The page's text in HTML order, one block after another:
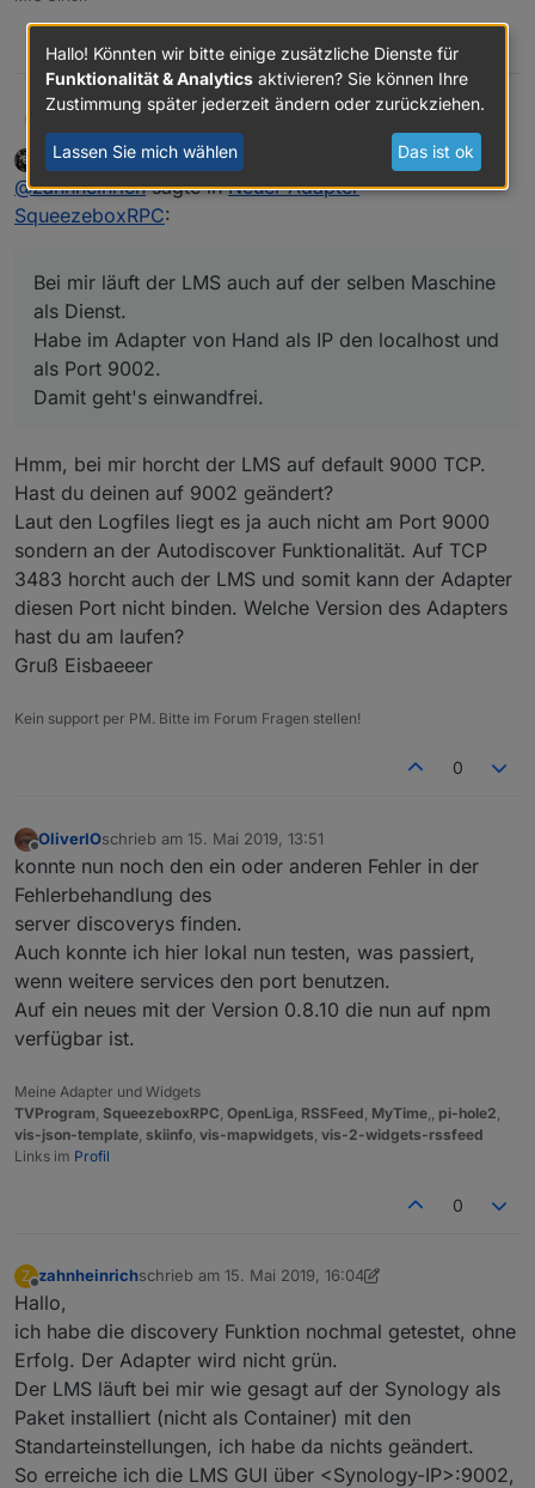
zahnheinrich Bei mir läuft der LMS auch auf der selben
Maschine als Dienst.
Habe im Adapter von Hand als IP den localhost
und als Port 9002.
Damit geht's einwandfrei.
Offline
Eisbaeeer DEVELOPER schrieb am 15. Mai 2019, 13:03
zuletzt editiert von
@zahnheinrichsagte inNeuer Adapter
SqueezeboxRPC:
Bei mir läuft der LMS auch auf der selben Maschine
als Dienst.
Habe im Adapter von Hand als IP den localhost und
als Port 9002.
Damit geht's einwandfrei.
Hmm, bei mir horcht der LMS auf default 9000 TCP.
Hast du deinen auf 9002 geändert?
Laut den Logfiles liegt es ja auch nicht am Port 9000
sondern an der Autodiscover Funktionalität. Auf TCP
3483 horcht auch der LMS und somit kann der Adapter
diesen Port nicht binden. Welche Version des Adapters
hast du am laufen?
Gruß Eisbaeeer
Kein support per PM. Bitte im Forum Fragen stellen!
0
Offline
OliverIOschrieb am 15. Mai 2019, 13:51
zuletzt editiert von
konnte nun noch den ein oder anderen Fehler in der
Fehlerbehandlung des
server discoverys finden.
Auch konnte ich hier lokal nun testen, was passiert,
wenn weitere services den port benutzen.
Auf ein neues mit der Version 0.8.10 die nun auf npm
verfügbar ist.
Meine Adapter und Widgets
TVProgram SqueezeboxRPC OpenLiga RSSFeed MyTime pi-hole2
vis-json-template skiinfo vis-mapwidgets vis-2-widgets-rssfeed
Links im Profil
0
Z
Offline
zahnheinrichschrieb am 15. Mai 2019, 16:04
zuletzt editiert von zahnheinrich
Hallo,
ich habe die discovery Funktion nochmal getestet, ohne
Erfolg. Der Adapter wird nicht grün.
Der LMS läuft bei mir wie gesagt auf der Synology als
Paket installiert (nicht als Container) mit den
Standarteinstellungen, ich habe da nichts geändert.
So erreiche ich die LMS GUI über <Synology-IP>:9002,
Hallo! Könnten wir bitte einige zusätzliche Dienste für
Funktionalität & Analytics aktivieren? Sie können Ihre
Zustimmung später jederzeit ändern oder zurückziehen.
Lassen Sie mich wählen Das ist ok